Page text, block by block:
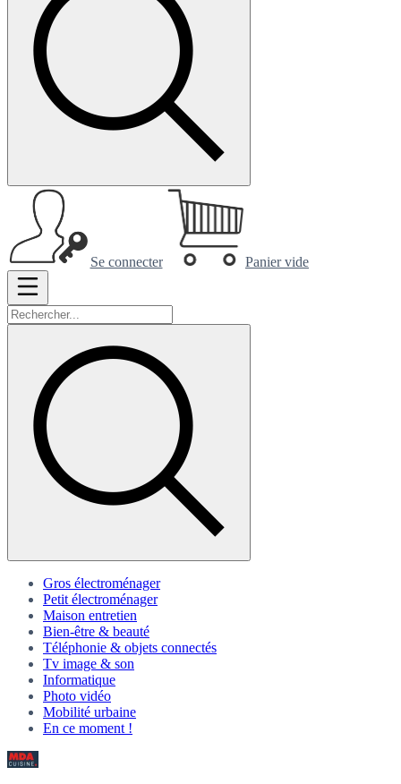
Se connecter Panier vide
Gros électroménager
Petit électroménager
Maison entretien
Bien-être & beauté
Téléphonie & objets connectés
Tv image & son
Informatique
Photo vidéo
Mobilité urbaine
En ce moment !